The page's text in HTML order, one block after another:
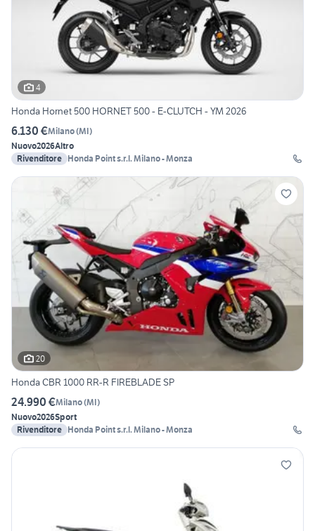
4
Honda Hornet 500 HORNET 500 - E-CLUTCH - YM 2026
6.130 €Milano(MI)
Nuovo2026Altro
Rivenditore Honda Point s.r.l. Milano - Monza
20
Honda CBR 1000 RR-R FIREBLADE SP
24.990 €Milano(MI)
Nuovo2026Sport
Rivenditore Honda Point s.r.l. Milano - Monza